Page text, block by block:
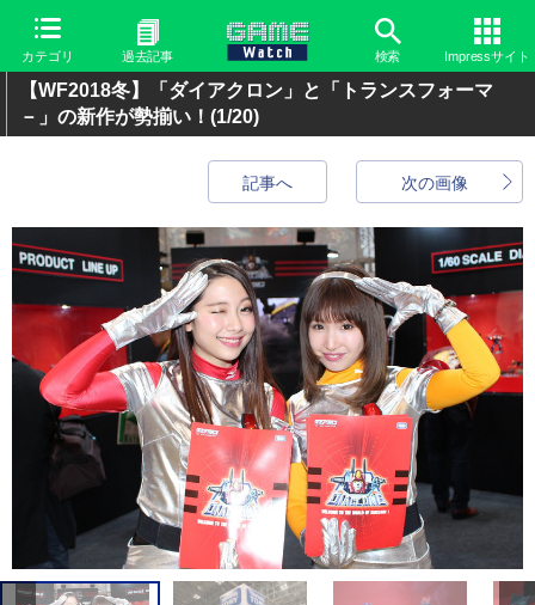
カテゴリ 過去記事 検索 Impressサイト
【WF2018冬】「ダイアクロン」と「トランスフォーマ
－」の新作が勢揃い！ (1/20)
次の画像
記事へ